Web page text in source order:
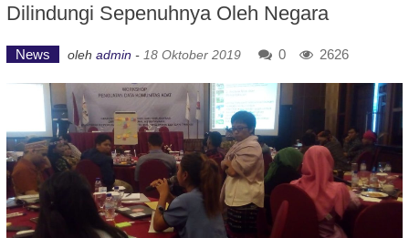
Dilindungi Sepenuhnya Oleh Negara
News oleh admin - 18 Oktober 2019 0 2626